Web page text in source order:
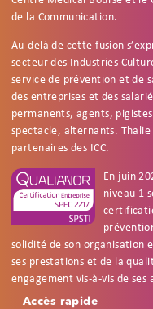
de la Communication.
Au-delà de cette fusion
secteur des Industries
service de prévention et de
des entreprises et des
permanents, agents,
spectacle, alternants.
partenaires des ICC.
En juin
niveau 1
solidité de son organisation
ses prestations et de la
engagement vis-à-vis de ses
Footer
Accès rapide
Accessibilité